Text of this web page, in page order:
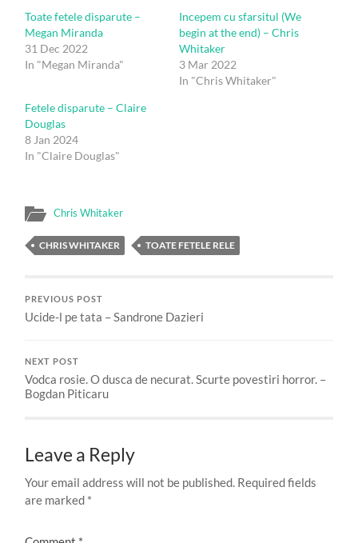
Toate fetele disparute –
Megan Miranda
31 Dec 2022
In "Megan Miranda"
Incepem cu sfarsitul (We
begin at the end) – Chris
Whitaker
3 Mar 2022
In "Chris Whitaker"
Fetele disparute – Claire
Douglas
8 Jan 2024
In "Claire Douglas"
Chris Whitaker
CHRIS WHITAKER TOATE FETELE RELE
PREVIOUS POST
Ucide-l pe tata – Sandrone Dazieri
NEXT POST
Vodca rosie. O dusca de necurat. Scurte povestiri horror. –
Bogdan Piticaru
Leave a Reply
Your email address will not be published. Required fields
are marked *